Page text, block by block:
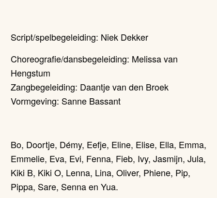
Script/spelbegeleiding: Niek Dekker
Choreografie/dansbegeleiding: Melissa van
Hengstum
Zangbegeleiding: Daantje van den Broek
Vormgeving: Sanne Bassant
Bo, Doortje, Démy, Eefje, Eline, Elise, Ella, Emma,
Emmelie, Eva, Evi, Fenna, Fieb, Ivy, Jasmijn, Jula,
Kiki B, Kiki O, Lenna, Lina, Oliver, Phiene, Pip,
Pippa, Sare, Senna en Yua.